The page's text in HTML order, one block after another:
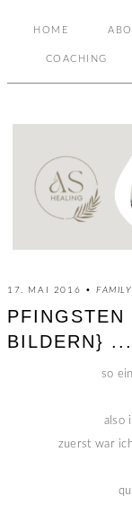
HOME
COACHING
17. MAI 2016 • FAMILY
BILDERN} ...
so
also
zuerst war